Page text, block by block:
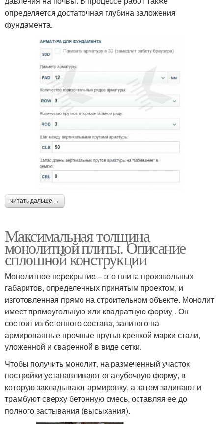
определяется достаточная глубина заложения
фундамента.
читать дальше →
Максимальная толщина
монолитной плиты. Описание
сплошной конструкции
Монолитное перекрытие – это плита произвольных
габаритов, определенных принятым проектом, и
изготовленная прямо на строительном объекте. Монолит
имеет прямоугольную или квадратную форму . Он
состоит из бетонного состава, залитого на
армированные прочные прутья крепкой марки стали,
уложенной и сваренной в виде сетки.
Чтобы получить монолит, на размеченный участок
постройки устанавливают опалубочную форму, в
которую закладывают армировку, а затем заливают и
трамбуют сверху бетонную смесь, оставляя ее до
полного застывания (высыхания).